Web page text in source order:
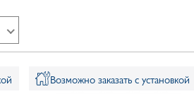
Возможно заказать с установкой